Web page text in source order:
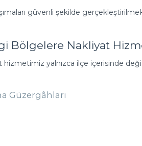
güvenli şekilde
Bölgelere Nakliyat
hizmetimiz yalnızca ilçe içerisinde
Güzergâhları